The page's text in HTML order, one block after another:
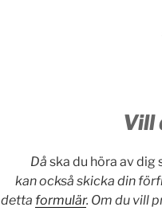
Vill
Dåska du höra av dig
kan också skicka din
detta formulär. Om du vill